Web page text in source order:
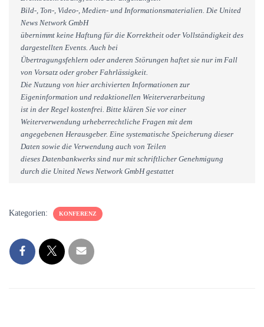
Bild-, Ton-, Video-, Medien- und Informationsmaterialien. Die United
News Network GmbH
übernimmt keine Haftung für die Korrektheit oder Vollständigkeit des
dargestellten Events. Auch bei
Übertragungsfehlern oder anderen Störungen haftet sie nur im Fall
von Vorsatz oder grober Fahrlässigkeit.
Die Nutzung von hier archivierten Informationen zur
Eigeninformation und redaktionellen Weiterverarbeitung
ist in der Regel kostenfrei. Bitte klären Sie vor einer
Weiterverwendung urheberrechtliche Fragen mit dem
angegebenen Herausgeber. Eine systematische Speicherung dieser
Daten sowie die Verwendung auch von Teilen
dieses Datenbankwerks sind nur mit schriftlicher Genehmigung
durch die United News Network GmbH gestattet
Kategorien: KONFERENZ